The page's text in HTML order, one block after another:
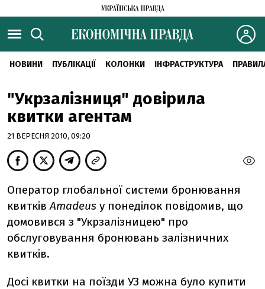
НОВИНИ ПУБЛІКАЦІЇ КОЛОНКИ ІНФРАСТРУКТУРА
"Укрзалізниця" довірила
квитки агентам
21 ВЕРЕСНЯ 2010, 09:20
Оператор глобальної системи бронювання
квитківAmadeus у понеділок повідомив, що
домовився з "Укрзалізницею" про
обслуговування бронювань залізничних
квитків.
Досі квитки на поїзди УЗ можна було купити